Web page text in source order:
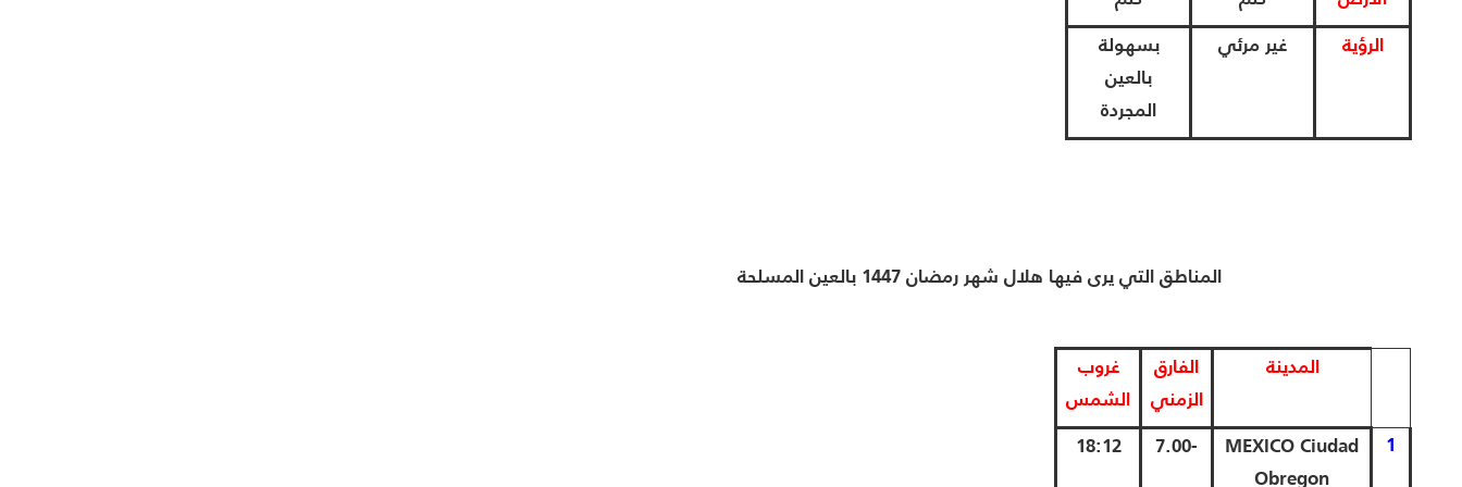
الرؤية
غير مرئي
بسهولة
بالعين
المجردة
المناطق التي يرى فيها هلال شهر رمضان 1447 بالعين المسلحة
المدينة
الفارق
الزمني
غروب
الشمس
1
MEXICO Ciudad
Obregon
-7.00
18:12